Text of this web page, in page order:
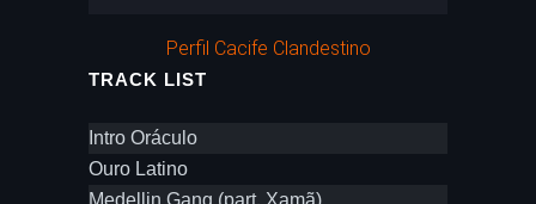
Perfil Cacife Clandestino
TRACK LIST
Intro Oráculo
Ouro Latino
Medellin Gang (part. Xamã)